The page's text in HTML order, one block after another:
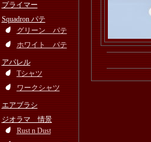
プライマー
Squadron パテ
グリーン パテ
ホワイト パテ
アパレル
Tシャツ
ワークシャツ
エアブラシ
ジオラマ 情景
Rust n Dust